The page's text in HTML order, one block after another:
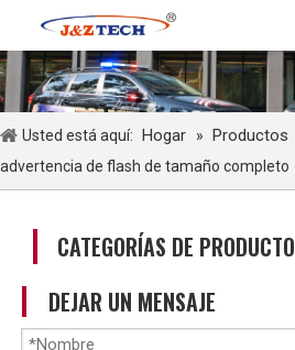
Usted está aquí: Hogar » Productos
advertencia de flash de tamaño completo
CATEGORÍAS DE PRODUCTO
DEJAR UN MENSAJE